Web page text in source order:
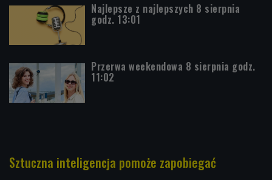
Najlepsze z najlepszych 8 sierpnia
godz. 13:01
Przerwa weekendowa 8 sierpnia godz.
11:02
Sztuczna inteligencja pomoże zapobiegać